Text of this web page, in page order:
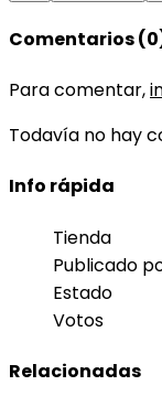
Comentarios
Para comentar,
Todavía no hay
Info rápida
Tienda
Publicado
Estado
Votos
Relacionadas